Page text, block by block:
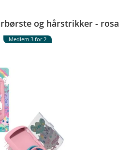
og hårstrikker - rosa
Medlem 3 for 2